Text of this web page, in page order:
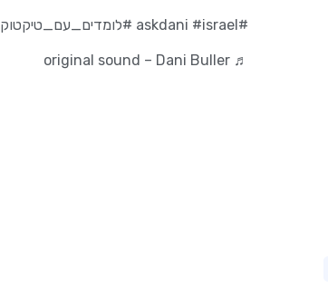
#askdani
#israel #לומדים_עם_טיקטוק
♬ original sound – Dani Buller